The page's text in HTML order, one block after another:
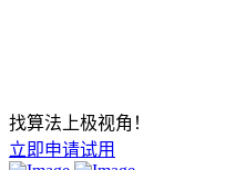
找算法上极视角！
立即申请试用